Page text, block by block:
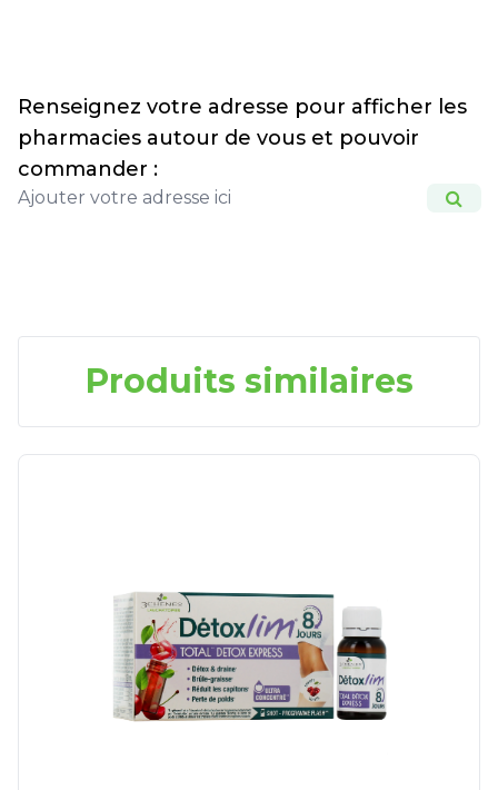
Renseignez votre adresse pour afficher les
pharmacies autour de vous et pouvoir
commander :
Produits similaires